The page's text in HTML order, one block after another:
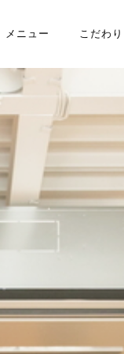
メニュー こだわり